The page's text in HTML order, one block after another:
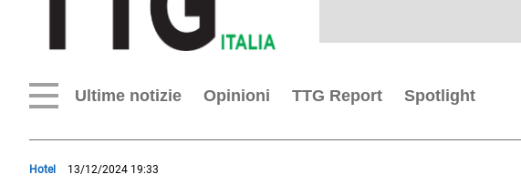
Ultime notizie Opinioni TTG Report Spotlight
Hotel 13/12/2024 19:33